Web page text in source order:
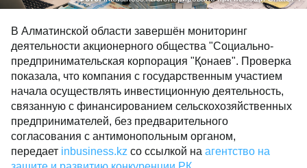
В Алматинской области завершён мониторинг
деятельности акционерного общества "Социально-
предпринимательская корпорация "Қонаев". Проверка
показала, что компания с государственным участием
начала осуществлять инвестиционную деятельность,
связанную с финансированием сельскохозяйственных
предпринимателей, без предварительного
согласования с антимонопольным органом,
передает inbusiness.kz со ссылкой на агентство на